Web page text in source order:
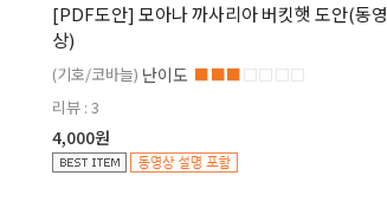
[PDF도안] 모아나 까사리아 버킷햇 도안(동영
상)
(기호/코바늘) 난이도 ■■■□□□□
리뷰 : 3
4,000원